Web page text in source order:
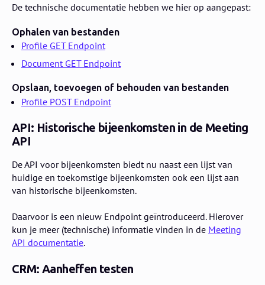
De technische documentatie hebben we hier op aangepast:
Ophalen van bestanden
Profile GET Endpoint
Document GET Endpoint
Opslaan, toevoegen of behouden van bestanden
Profile POST Endpoint
API: Historische bijeenkomsten in de Meeting
API
De API voor bijeenkomsten biedt nu naast een lijst van
huidige en toekomstige bijeenkomsten ook een lijst aan
van historische bijeenkomsten.
Daarvoor is een nieuw Endpoint geïntroduceerd. Hierover
kun je meer (technische) informatie vinden in de Meeting
API documentatie.
CRM: Aanheffen testen